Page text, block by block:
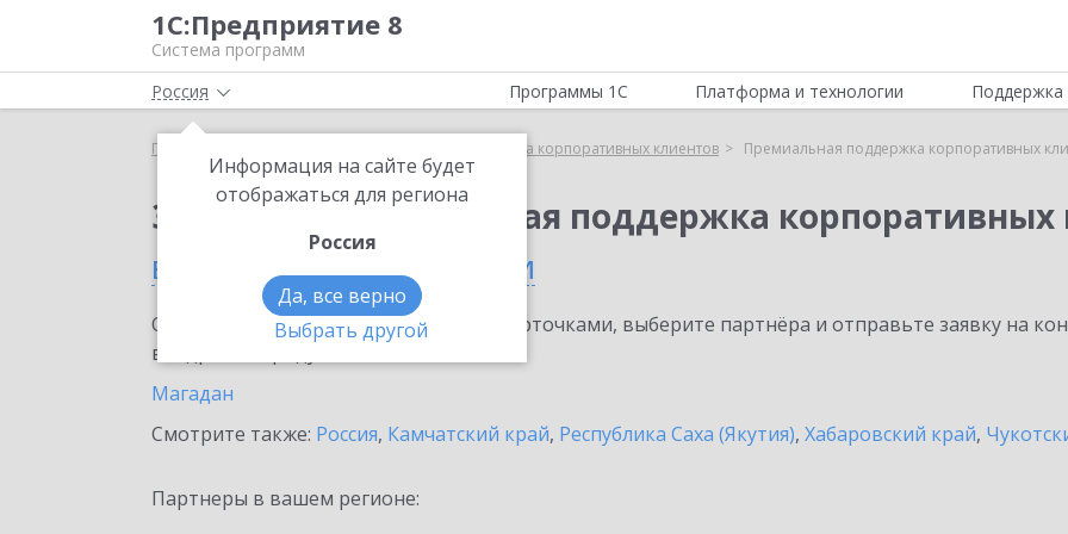
1С:Предприятие 8
Система программ
Россия
Информация на сайте будет
отображаться для региона
Россия
Да, все верно
Выбрать другой
Программы 1С Платформа и технологии Поддержка
Главная Премиальная поддержка корпоративных клиентов Премиальная поддержка корпоративных
Заказать Премиальная поддержка корпоративных
в Магаданской области
Ознакомьтесь с информационными карточками, выберите партнёра и отправьте заявку на
внедрение продукта.
Магадан
Смотрите также: Россия, Камчатский край, Республика Саха (Якутия), Хабаровский край,
Партнеры в вашем регионе: